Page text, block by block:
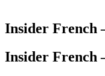
Insider French
Insider French